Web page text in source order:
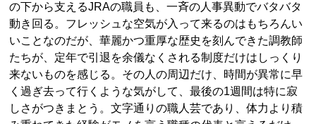
の下から支えるJRAの職員も、一斉の人事異動でバタバタ
動き回る。フレッシュな空気が入って来るのはもちろんい
いことなのだが、華麗かつ重厚な歴史を刻んできた調教師
たちが、定年で引退を余儀なくされる制度だけはしっくり
来ないものを感じる。その人の周辺だけ、時間が異常に早
く過ぎ去って行くような気がして、最後の1週間は特に寂
しさがつきまとう。文字通りの職人芸であり、体力より積